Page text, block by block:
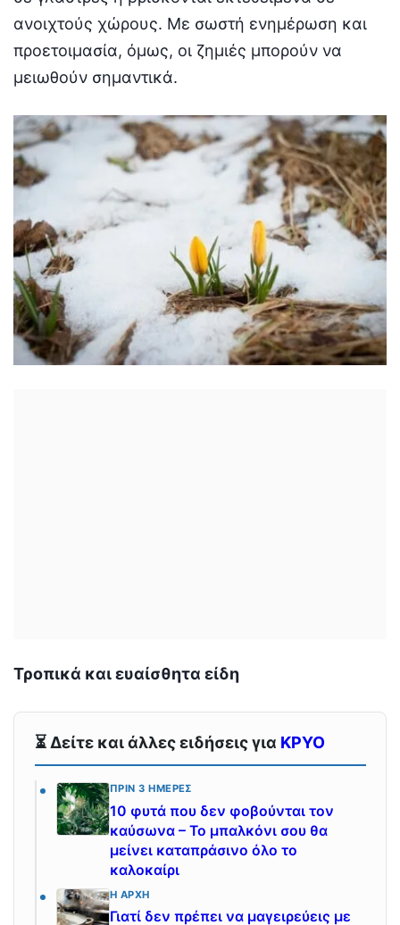
ανοιχτούς χώρους. Με σωστή ενημέρωση και
προετοιμασία, όμως, οι ζημιές μπορούν να
μειωθούν σημαντικά.
Τροπικά και ευαίσθητα είδη
⏳ Δείτε και άλλες ειδήσεις για ΚΡΥΟ
ΠΡΙΝ 3 ΗΜΈΡΕΣ
10 φυτά που δεν φοβούνται τον
καύσωνα – Το μπαλκόνι σου θα
μείνει καταπράσινο όλο το
καλοκαίρι
Η ΑΡΧΉ
Γιατί δεν πρέπει να μαγειρεύεις με